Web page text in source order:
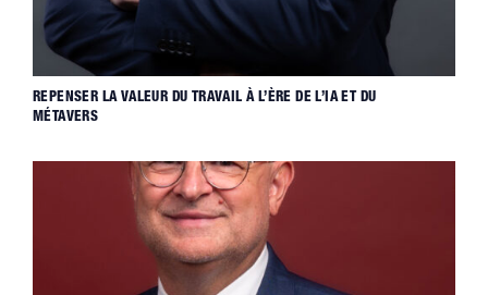
REPENSER LA VALEUR DU TRAVAIL À L’ÈRE DE L’IA ET DU
MÉTAVERS